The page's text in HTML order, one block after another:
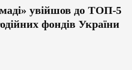
увійшов до ТОП-5
фондів України